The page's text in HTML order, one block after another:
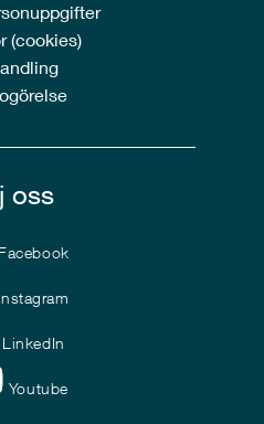
(cookies)
oss
Facebook
LinkedIn
Youtube